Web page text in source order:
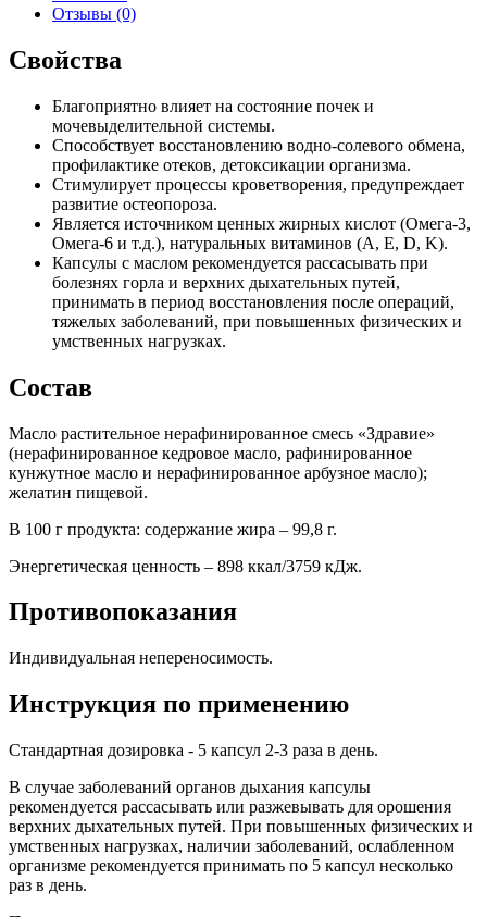
Отзывы (0)
Свойства
Благоприятно влияет на состояние почек и
мочевыделительной системы.
Способствует восстановлению водно-солевого обмена,
профилактике отеков, детоксикации организма.
Стимулирует процессы кроветворения, предупреждает
развитие остеопороза.
Является источником ценных жирных кислот (Омега-3,
Омега-6 и т.д.), натуральных витаминов (А, Е, D, K).
Капсулы с маслом рекомендуется рассасывать при
болезнях горла и верхних дыхательных путей,
принимать в период восстановления после операций,
тяжелых заболеваний, при повышенных физических и
умственных нагрузках.
Состав
Масло растительное нерафинированное смесь «Здравие»
(нерафинированное кедровое масло, рафинированное
кунжутное масло и нерафинированное арбузное масло);
желатин пищевой.
В 100 г продукта: содержание жира – 99,8 г.
Энергетическая ценность – 898 ккал/3759 кДж.
Противопоказания
Индивидуальная непереносимость.
Инструкция по применению
Стандартная дозировка - 5 капсул 2-3 раза в день.
В случае заболеваний органов дыхания капсулы
рекомендуется рассасывать или разжевывать для орошения
верхних дыхательных путей. При повышенных физических и
умственных нагрузках, наличии заболеваний, ослабленном
организме рекомендуется принимать по 5 капсул несколько
раз в день.